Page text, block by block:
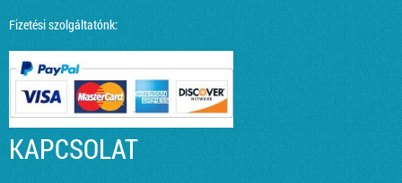
Fizetési szolgáltatónk:
KAPCSOLAT